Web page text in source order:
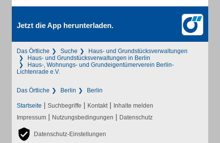
Jetzt die App herunterladen.
Das Örtliche Suche
Haus- und Grundstücksverwaltungen
Haus- und Grundstücksverwaltungen in Berlin
Haus-, Wohnungs- und Grundeigentümerverein Berlin-
Lichtenrade e.V.
Das Örtliche Berlin Berlin
Startseite | Suchbegriffe | Kontakt | Inhalte melden
Impressum | Nutzungsbedingungen | Datenschutz
Datenschutz-Einstellungen